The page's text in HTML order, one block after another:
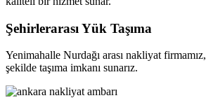
Şehirlerarası Yük Taşıma
Yenimahalle Nurdağı arası nakliyat firmamız,
şekilde taşıma imkanı sunarız.